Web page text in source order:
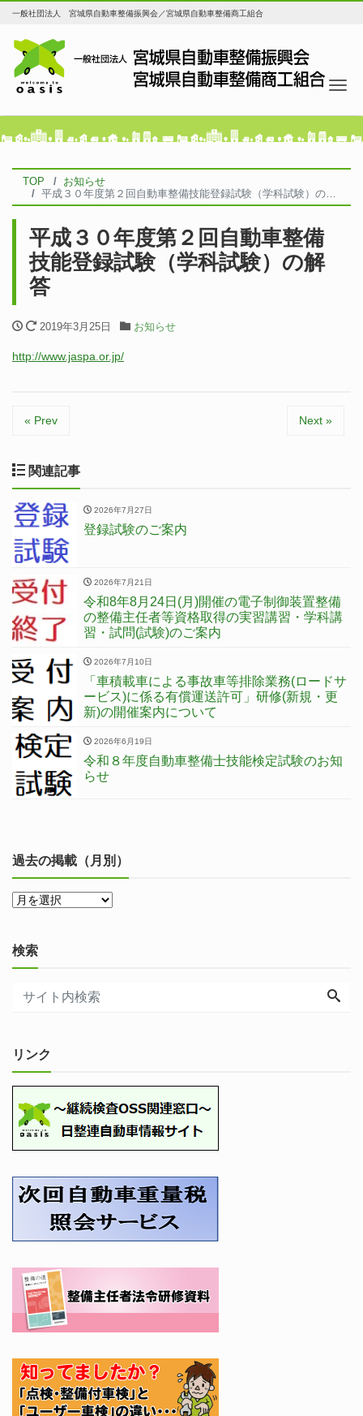
一般社団法人 宮城県自動車整備振興会／宮城県自動車整備商工組合
TOP
お知らせ
平成３０年度第２回自動車整備技能登録試験（学科試験）の解答
平成３０年度第２回自動車整備
技能登録試験（学科試験）の解
答
2019年3月25日 お知らせ
http://www.jaspa.or.jp/
« Prev Next »
関連記事
2026年7月27日
登録試験のご案内
2026年7月21日
令和8年8月24日(月)開催の電子制御装置整備
の整備主任者等資格取得の実習講習・学科講
習・試問(試験)のご案内
2026年7月10日
「車積載車による事故車等排除業務(ロードサ
ービス)に係る有償運送許可」研修(新規・更
新)の開催案内について
2026年6月19日
令和８年度自動車整備士技能検定試験のお知
らせ
過去の掲載（月別）
検索
リンク